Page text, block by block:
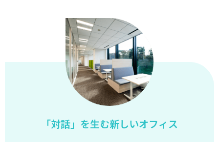
「対話」を生む新しいオフィス
独